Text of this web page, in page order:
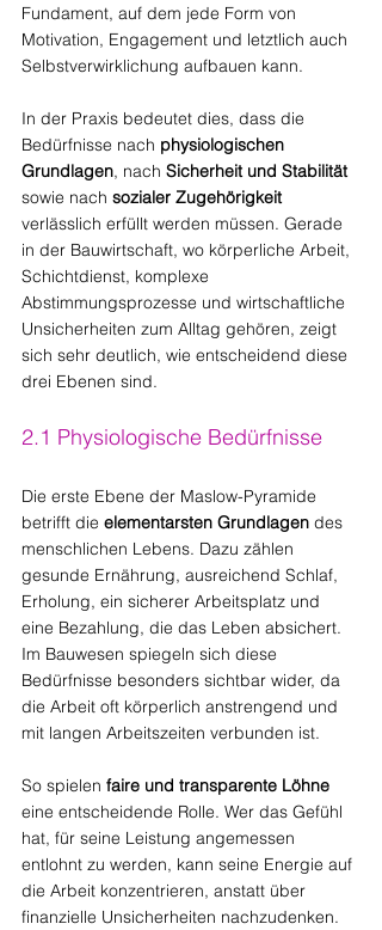
Fundament, auf dem jede Form von
Motivation, Engagement und letztlich auch
Selbstverwirklichung aufbauen kann.
In der Praxis bedeutet dies, dass die
Bedürfnisse nach physiologischen
Grundlagen, nach Sicherheit und Stabilität
sowie nach sozialer Zugehörigkeit
verlässlich erfüllt werden müssen. Gerade
in der Bauwirtschaft, wo körperliche Arbeit,
Schichtdienst, komplexe
Abstimmungsprozesse und wirtschaftliche
Unsicherheiten zum Alltag gehören, zeigt
sich sehr deutlich, wie entscheidend diese
drei Ebenen sind.
2.1 Physiologische Bedürfnisse
Die erste Ebene der Maslow-Pyramide
betrifft die elementarsten Grundlagen des
menschlichen Lebens. Dazu zählen
gesunde Ernährung, ausreichend Schlaf,
Erholung, ein sicherer Arbeitsplatz und
eine Bezahlung, die das Leben absichert.
Im Bauwesen spiegeln sich diese
Bedürfnisse besonders sichtbar wider, da
die Arbeit oft körperlich anstrengend und
mit langen Arbeitszeiten verbunden ist.
So spielen faire und transparente Löhne
eine entscheidende Rolle. Wer das Gefühl
hat, für seine Leistung angemessen
entlohnt zu werden, kann seine Energie auf
die Arbeit konzentrieren, anstatt über
finanzielle Unsicherheiten nachzudenken.